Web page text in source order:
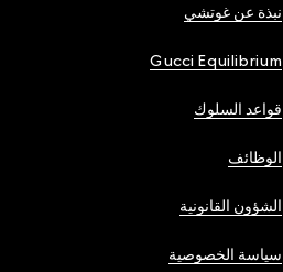
نبذة عن غوتشي
Gucci Equilibrium
قواعد السلوك
الوظائف
الشؤون القانونية
سياسة الخصوصية